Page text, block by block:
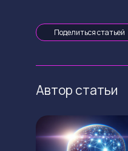
Поделиться статьей
Автор статьи